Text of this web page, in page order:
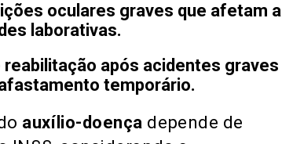
oculares graves que afetam a
laborativas.
reabilitação após acidentes graves
temporário.
auxílio-doença depende de